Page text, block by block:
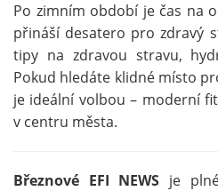
Po zimním období je čas na
přináší desatero pro zdravý
tipy na zdravou stravu,
Pokud hledáte klidné místo
je ideální volbou – moderní
v centru města.
Březnové EFI NEWS je